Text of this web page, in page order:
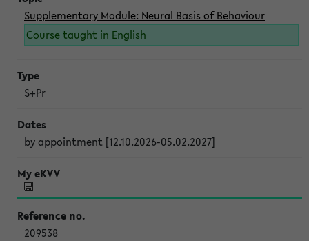
Supplementary Module: Neural Basis of Behaviour
Course taught in English
S+Pr
by appointment [12.10.2026-05.02.2027]
209538